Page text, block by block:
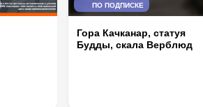
ПО ПОДПИСКЕ
Гора Качканар, статуя
Будды, скала Верблюд